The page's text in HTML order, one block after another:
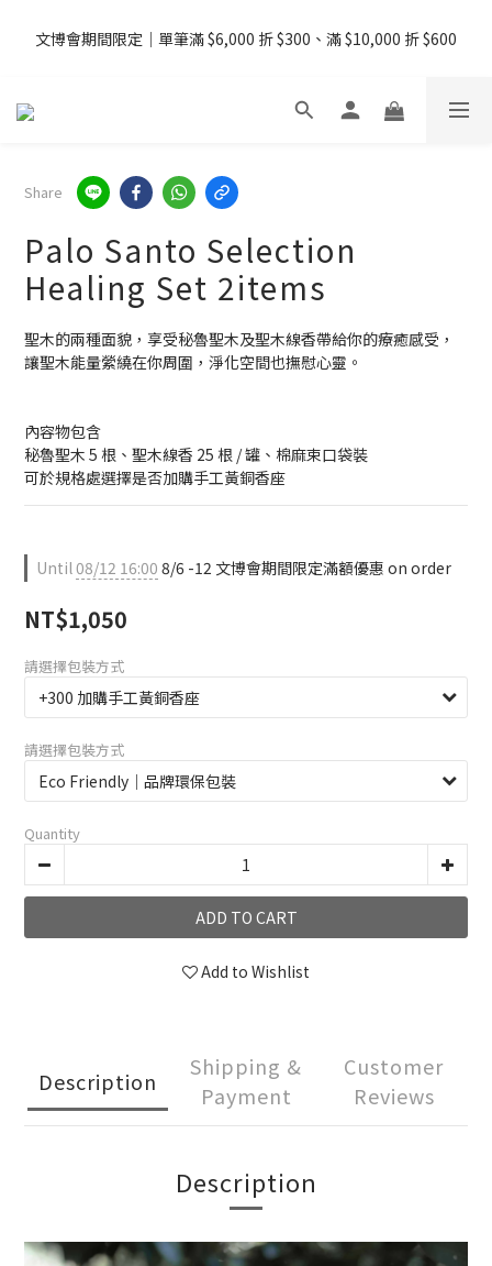
免運
Share
Palo Santo Selection
Healing Set 2items
聖木的兩種面貌，享受秘魯聖木及聖木線香帶給你的療癒感受，
讓聖木能量縈繞在你周圍，淨化空間也撫慰心靈。
內容物包含
秘魯聖木 5 根、聖木線香 25 根 / 罐、棉麻束口袋裝
可於規格處選擇是否加購手工黃銅香座
Until08/12 16:00 8/6 -12 文博會期間限定滿額優惠 on order
NT$1,050
請選擇包裝方式
請選擇包裝方式
Quantity
ADD TO CART
Add to Wishlist
Description
Shipping &
Payment
Customer
Reviews
Description